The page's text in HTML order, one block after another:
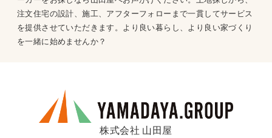
注文住宅の設計、施工、アフターフォローまで一貫してサービス
を提供させていただきます。より良い暮らし、より良い家づくり
を一緒に始めませんか？
株式会社 山田屋